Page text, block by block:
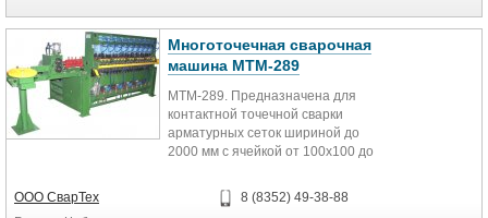
Многоточечная сварочная
машина МТМ-289
МТМ-289. Предназначена для
контактной точечной сварки
арматурных сеток шириной до
2000 мм с ячейкой от 100х100 до
сечения.
Напряжение питания, В 3х380
ООО СварТех
8 (8352) 49-38-88